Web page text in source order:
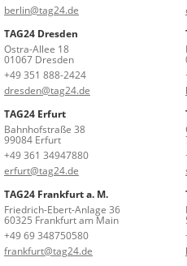
berlin@tag24.de
TAG24 Dresden
Ostra-Allee 18
01067 Dresden
+49 351 888-2424
dresden@tag24.de
TAG24 Erfurt
Bahnhofstraße 38
99084 Erfurt
+49 361 34947880
erfurt@tag24.de
TAG24 Frankfurt a. M.
Friedrich-Ebert-Anlage 36
60325 Frankfurt am Main
+49 69 348750580
frankfurt@tag24.de